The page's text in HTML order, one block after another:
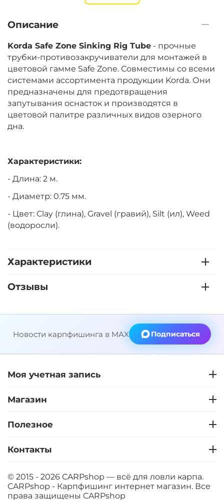
Описание
Korda Safe Zone Sinking Rig Tube - прочные
трубки-противозакручиватели для монтажей в
цветовой гамме Safe Zone. Совместимы со всеми
системами ассортимента продукции Korda. Они
предназначены для предотвращения
запутывания оснасток и производятся в
цветовой палитре различных видов озерного
дна.
Характеристики:
- Длина: 2 м.
- Диаметр: 0.75 мм.
- Цвет: Clay (глина), Gravel (гравий), Silt (ил), Weed
(водоросли).
Характеристики
Отзывы
Новости карпфишинга в MAX Подписаться
Моя учетная запись
Магазин
Полезное
Контакты
© 2015 - 2026 CARPshop — всё для ловли карпа.
CARPshop - Карпфишинг интернет магазин. Все
права защищены CARPshop